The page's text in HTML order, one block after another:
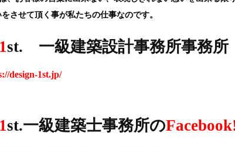
させて頂く事が私たちの仕事なのです。
1st. 一級建築設計事務所事務所
design-1st.jp/
1st.一級建築士事務所の